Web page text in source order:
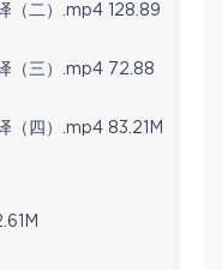
（二）.mp4 128.89
（三）.mp4 72.88
（四）.mp4 83.21M